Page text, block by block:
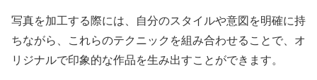
写真を加工する際には、自分のスタイルや意図を明確に持
ちながら、これらのテクニックを組み合わせることで、オ
リジナルで印象的な作品を生み出すことができます。